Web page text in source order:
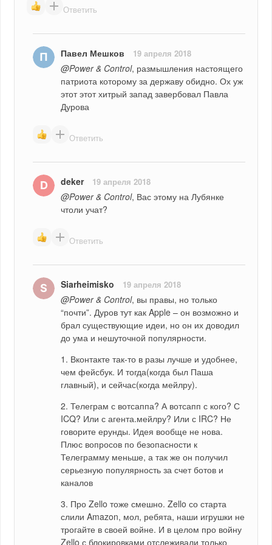
Ответить
Павел Мешков 19 апреля 2018
@Power & Control, размышления настоящего
патриота которому за державу обидно. Ох уж
этот этот хитрый запад завербовал Павла
Дурова
Ответить
deker 19 апреля 2018
@Power & Control, Вас этому на Лубянке
чтоли учат?
Ответить
Siarheimisko 19 апреля 2018
@Power & Control, вы правы, но только
“почти”. Дуров тут как Apple – он возможно и
брал существующие идеи, но он их доводил
до ума и нешуточной популярности.
1. Вконтакте так-то в разы лучше и удобнее,
чем фейсбук. И тогда(когда был Паша
главный), и сейчас(когда мейлру).
2. Телеграм с вотсаппа? А вотсапп с кого? С
ICQ? Или с агента.мейлру? Или с IRC? Не
говорите ерунды. Идея вообще не нова.
Плюс вопросов по безопасности к
Телеграмму меньше, а так же он получил
серьезную популярность за счет ботов и
каналов
3. Про Zello тоже смешно. Zello со старта
слили Amazon, мол, ребята, наши игрушки не
трогайте в своей войне. И в целом про войну
Zello с блокировками отслеживали только